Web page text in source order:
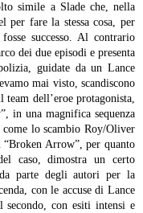
simile a Slade che, nella
per fare la stessa cosa, per
successo. Al contrario
dei due episodi e presenta
guidate da un Lance
mai visto, scandiscono
dell’eroe protagonista,
in una magnifica sequenza
lo scambio Roy/Oliver
Arrow”, per quanto
caso, dimostra un certo
parte degli autori per la
con le accuse di Lance
secondo, con esiti intensi e